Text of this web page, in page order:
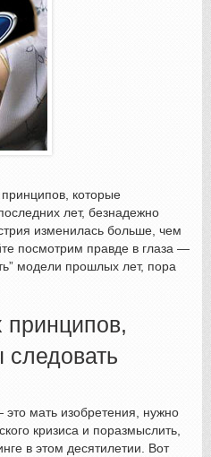
которые
лет, безнадежно
изменилась больше, чем
посмотрим правде в глаза —
модели прошлых лет, пора
принципов,
мать изобретения, нужно
кризиса и поразмыслить,
в этом десятилетии. Вот